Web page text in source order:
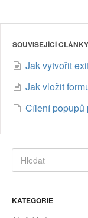
SOUVISEJÍCÍ ČLÁNKY
Jak vytvořit
Jak vložit
Cílení popupů
KATEGORIE